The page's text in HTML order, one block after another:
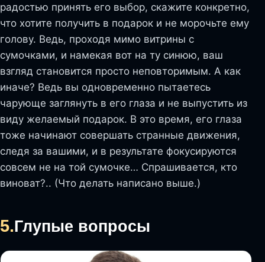
радостью принять его выбор, скажите конкретно,
что хотите получить в подарок и не морочьте ему
голову. Ведь, проходя мимо витрины с
сумочками, и намекая вот на ту синюю, ваш
взгляд становится просто неповторимым. А как
иначе? Ведь вы одновременно пытаетесь
чарующе заглянуть в его глаза и не выпустить из
виду желаемый подарок. В это время, его глаза
тоже начинают совершать странные движения,
следя за вашими, и в результате фокусируются
совсем не на той сумочке… Спрашивается, кто
виноват?.. (Что делать написано выше.)
5.Глупые вопросы